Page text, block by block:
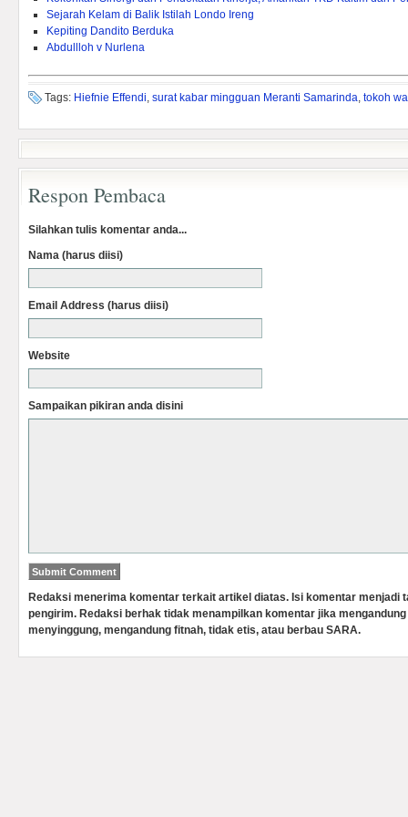
Sejarah Kelam di Balik Istilah Londo Ireng
Kepiting Dandito Berduka
Abdullloh v Nurlena
Tags: Hiefnie Effendi, surat kabar mingguan Meranti Samarinda, tokoh
Respon Pembaca
Silahkan tulis komentar anda...
Nama (harus diisi)
Email Address (harus diisi)
Website
Sampaikan pikiran anda disini
Redaksi menerima komentar terkait artikel diatas. Isi komentar menjadi
pengirim. Redaksi berhak tidak menampilkan komentar jika
menyinggung, mengandung fitnah, tidak etis, atau berbau SARA.